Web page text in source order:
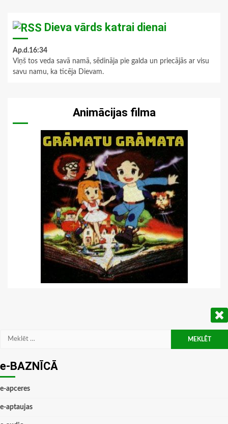
Dieva vārds katrai dienai
Ap.d.16:34
Viņš tos veda savā namā, sēdināja pie galda un priecājās ar visu
savu namu, ka ticēja Dievam.
Animācijas filma
Meklēt:
e-BAZNĪCĀ
e-apceres
e-aptaujas